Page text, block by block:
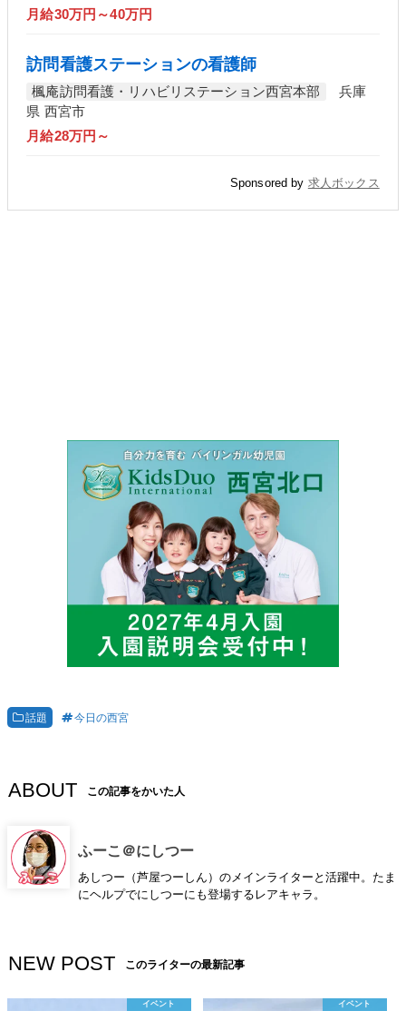
月給30万円～40万円
訪問看護ステーションの看護師
楓庵訪問看護・リハビリステーション西宮本部
兵庫
県 西宮市
月給28万円～
Sponsored by 求人ボックス
話題 今日の西宮
ABOUT この記事をかいた人
ふーこ＠にしつー
あしつー（芦屋つーしん）のメインライターと活躍中。たま
にヘルプでにしつーにも登場するレアキャラ。
NEW POST このライターの最新記事
イベント イベント